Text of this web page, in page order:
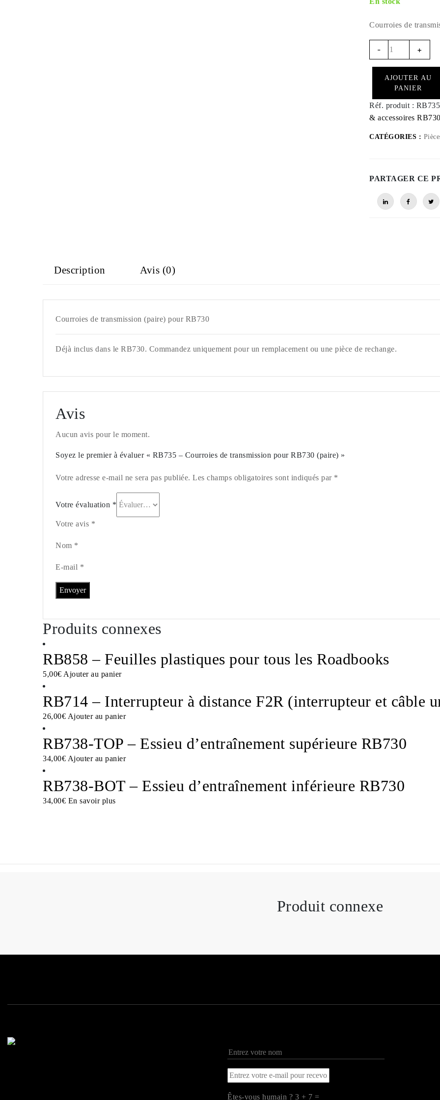
Courroies de
-
RB735
Courroies
transmission
pour
RB730
quantité
+
AJOUTER AU
PANIER
Réf. produit : RB735
& accessoires
CATÉGORIES :
PARTAGER CE
Description Avis (0)
Courroies de transmission (paire) pour RB730
Déjà inclus dans le RB730. Commandez uniquement pour un remplacement ou une pièce de rechange.
Avis
Aucun avis pour le moment.
Soyez le premier à évaluer « RB735 – Courroies de transmission pour RB730 (paire) »
Votre adresse e-mail ne sera pas publiée. Les champs obligatoires sont indiqués par *
Votre évaluation *
Votre avis *
Nom *
E-mail *
Produits connexes
RB858 – Feuilles plastiques pour tous les Roadbooks
5,00€ Ajouter au panier
RB714 – Interrupteur à distance F2R (interrupteur et câble
26,00€ Ajouter au panier
RB738-TOP – Essieu d’entraînement supérieure RB730
34,00€ Ajouter au panier
RB738-BOT – Essieu d’entraînement inférieure RB730
34,00€ En savoir plus
Produit connexe
Êtes-vous humain ? 3 + 7 =